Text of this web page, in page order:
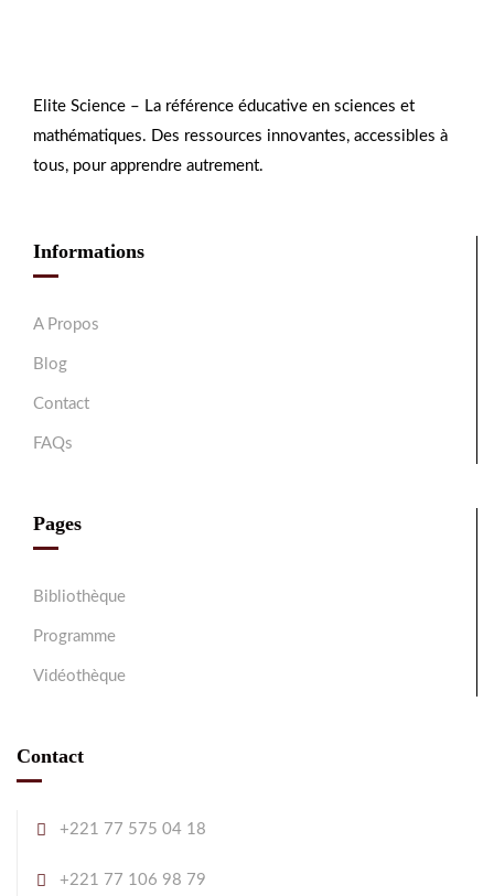
Elite Science – La référence éducative en sciences et
mathématiques. Des ressources innovantes, accessibles à
tous, pour apprendre autrement.
Informations
A Propos
Blog
Contact
FAQs
Pages
Bibliothèque
Programme
Vidéothèque
Contact
+221 77 575 04 18
+221 77 106 98 79